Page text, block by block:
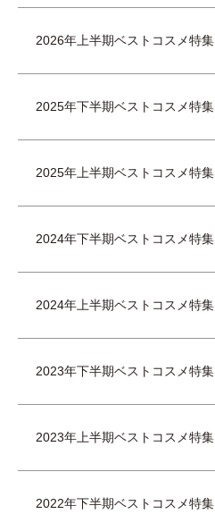
2026年上半期ベストコスメ特集
2025年下半期ベストコスメ特集
2025年上半期ベストコスメ特集
2024年下半期ベストコスメ特集
2024年上半期ベストコスメ特集
2023年下半期ベストコスメ特集
2023年上半期ベストコスメ特集
2022年下半期ベストコスメ特集